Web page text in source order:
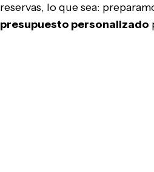
reservas, lo que sea:
presupuesto personalizado